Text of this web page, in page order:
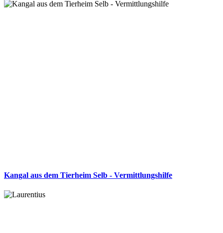
Kangal aus dem Tierheim Selb - Vermittlungshilfe